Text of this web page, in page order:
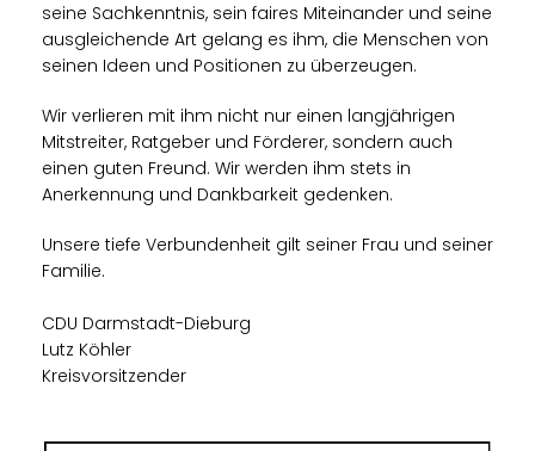
seine Sachkenntnis, sein faires Miteinander und seine
ausgleichende Art gelang es ihm, die Menschen von
seinen Ideen und Positionen zu überzeugen.
Wir verlieren mit ihm nicht nur einen langjährigen
Mitstreiter, Ratgeber und Förderer, sondern auch
einen guten Freund. Wir werden ihm stets in
Anerkennung und Dankbarkeit gedenken.
Unsere tiefe Verbundenheit gilt seiner Frau und seiner
Familie.
CDU Darmstadt-Dieburg
Lutz Köhler
Kreisvorsitzender